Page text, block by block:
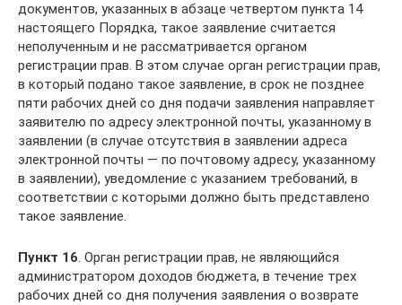
документов, указанных в абзаце четвертом пункта 14
настоящего Порядка, такое заявление считается
неполученным и не рассматривается органом
регистрации прав. В этом случае орган регистрации прав,
в который подано такое заявление, в срок не позднее
пяти рабочих дней со дня подачи заявления направляет
заявителю по адресу электронной почты, указанному в
заявлении (в случае отсутствия в заявлении адреса
электронной почты — по почтовому адресу, указанному
в заявлении), уведомление с указанием требований, в
соответствии с которыми должно быть представлено
такое заявление.
Пункт 16. Орган регистрации прав, не являющийся
администратором доходов бюджета, в течение трех
рабочих дней со дня получения заявления о возврате